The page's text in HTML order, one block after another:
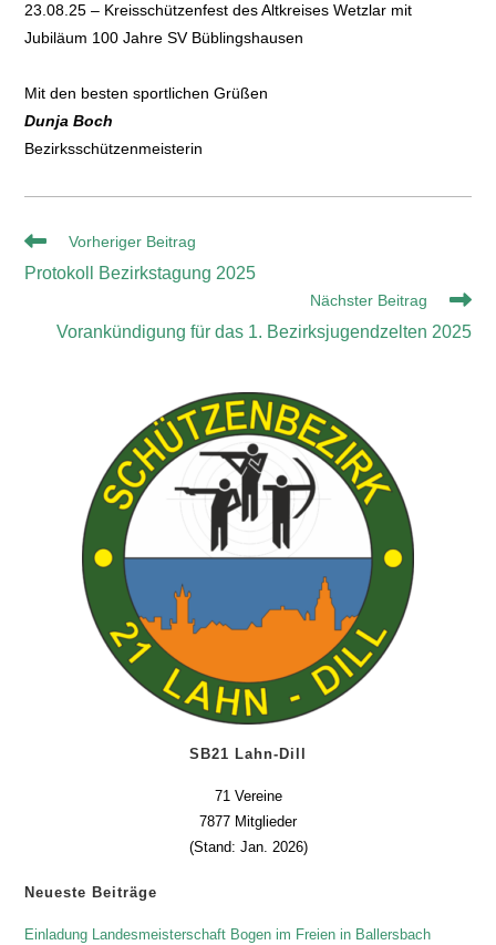
23.08.25 – Kreisschützenfest des Altkreises Wetzlar mit
Jubiläum 100 Jahre SV Büblingshausen
Mit den besten sportlichen Grüßen
Dunja Boch
Bezirksschützenmeisterin
Vorheriger Beitrag
Protokoll Bezirkstagung 2025
Nächster Beitrag
Vorankündigung für das 1. Bezirksjugendzelten 2025
SB21 Lahn-Dill
71 Vereine
7877 Mitglieder
(Stand: Jan. 2026)
Neueste Beiträge
Einladung Landesmeisterschaft Bogen im Freien in Ballersbach